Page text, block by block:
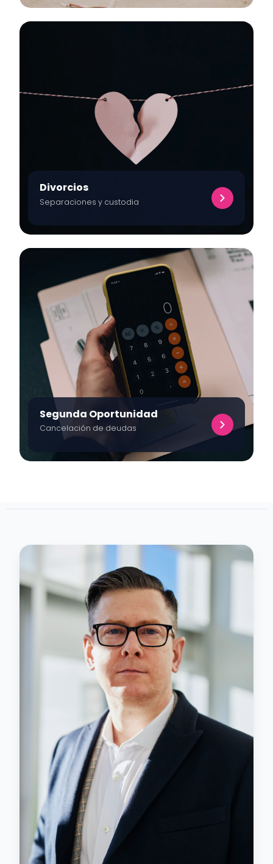
Divorcios
Separaciones y custodia
Segunda Oportunidad
Cancelación de deudas